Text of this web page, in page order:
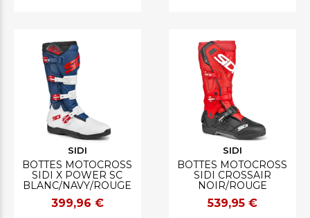
SIDI
BOTTES MOTOCROSS
SIDI X POWER SC
BLANC/NAVY/ROUGE
399,96 €
SIDI
BOTTES MOTOCROSS
SIDI CROSSAIR
NOIR/ROUGE
539,95 €